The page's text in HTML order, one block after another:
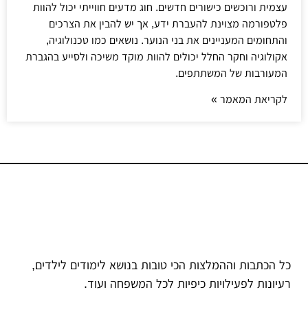
עצמית ורוכשים כישורים חדשים. חוג מדעים חווייתי יכול להוות
פלטפורמה מצוינת להעברת ידע, אך יש להבין את הצרכים
והתחומים המעניינים את בני הנוער. נושאים כמו טכנולוגיה,
אקולוגיה וחקר החלל יכולים להוות מוקד משיכה ולסייע בהגברת
המעורבות של המשתתפים.
לקריאת המאמר »
כל הכתבות וההמלצות הכי טובות בנושא לימודים לילדים,
רעיונות לפעילויות כיפיות לכל המשפחה ועוד.